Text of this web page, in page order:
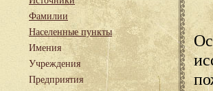
Фамилии
Населенные пункты
Имения
Учреждения
Предприятия